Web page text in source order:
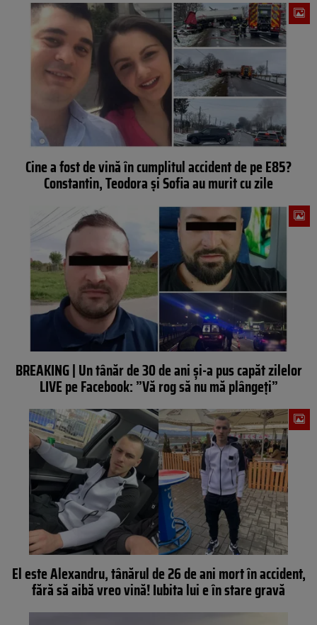
Cine a fost de vină în cumplitul accident de pe E85?
Constantin, Teodora și Sofia au murit cu zile
BREAKING | Un tânăr de 30 de ani și-a pus capăt zilelor
LIVE pe Facebook: ”Vă rog să nu mă plângeți”
El este Alexandru, tânărul de 26 de ani mort în accident,
fără să aibă vreo vină! Iubita lui e în stare gravă